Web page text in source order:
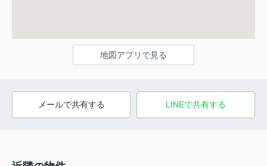
地図アプリで見る
メールで共有する LINEで共有する